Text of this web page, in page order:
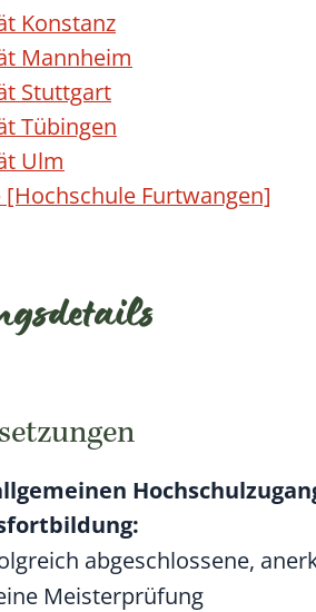
Konstanz
Mannheim
Stuttgart
Tübingen
Ulm
[Hochschule Furtwangen]
abgeschlossene,
Meisterprüfung